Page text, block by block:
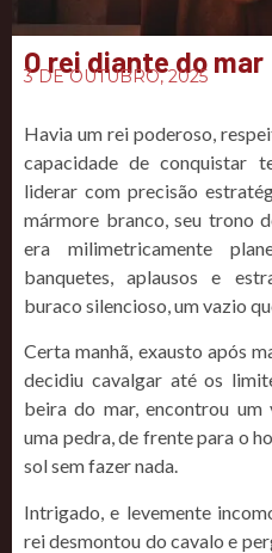
O rei diante do mar
3 DE OUTUBRO, 2025
Havia um rei poderoso,
capacidade de conquistar
liderar com precisão
mármore branco, seu trono
era milimetricamente
banquetes, aplausos e
buraco silencioso, um vazio
Certa manhã, exausto após
decidiu cavalgar até os
beira do mar, encontrou um
uma pedra, de frente para o
sol sem fazer nada.
Intrigado, e levemente
rei desmontou do cavalo e